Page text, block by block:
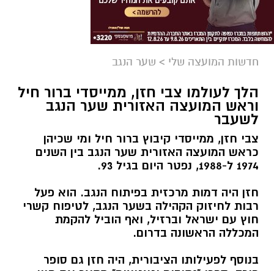
חדשות המועצה שלי > שער הנגב
הלך לעולמו צבי חזן, ממייסדי ברור חיל
וראש המועצה האזורית שער הנגב
לשעבר
צבי חזן, ממייסדי קיבוץ ברור חיל ומי שכיהן
כראש המועצה האזורית שער הנגב בין השנים
1974 ל-1988, נפטר היום בגיל 93.
חזן היה דמות מרכזית בפיתוח הנגב. הוא פעל
רבות לחיזוק הקהילה בשער הנגב, לטיפוח קשרי
חוץ עם ישראל וברזיל, ואף הוביל להקמת
המכללה הראשונה בדרום.
בנוסף לפעילותו הציבורית, היה חזן גם סופר